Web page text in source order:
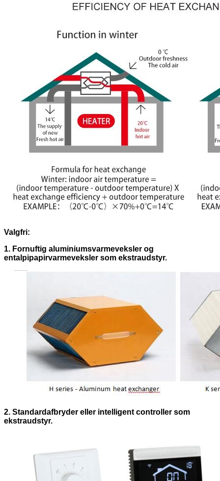
Valgfri:
1. Fornuftig aluminiumsvarmeveksler og
entalpipapirvarmeveksler som ekstraudstyr.
2. Standardafbryder eller intelligent controller som
ekstraudstyr.